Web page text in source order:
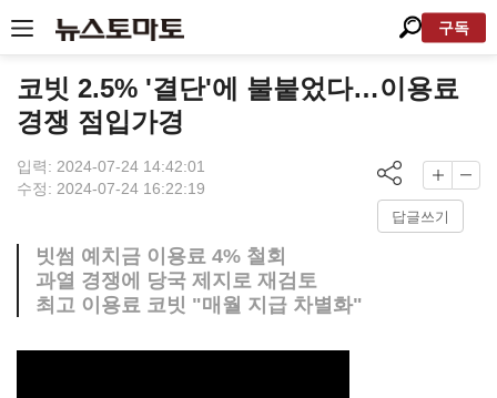
구독
코빗 2.5% '결단'에 불붙었다…이용료
경쟁 점입가경
입력: 2024-07-24 14:42:01
수정: 2024-07-24 16:22:19
답글쓰기
빗썸 예치금 이용료 4% 철회
과열 경쟁에 당국 제지로 재검토
최고 이용료 코빗 "매월 지급 차별화"